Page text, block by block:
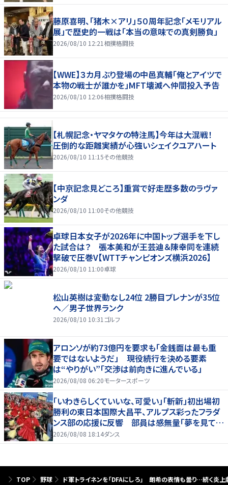
藤原喜明、「猪木×アリ」５０周年記念「メモリアル
展」で歴史的一戦は「本当の意味での真剣勝負」
2026/08/10 12:21 相撲格闘技
【WWE】３カ月ぶり登場の中邑真輔「俺とアイツで
本物の戦士が誰かを」MFT壊滅へ仲間投入予告
2026/08/10 12:06相撲格闘技
【札幌記念・ヤマタケの特注馬】今年は大混戦！
圧倒的な距離実績が心強いシェイクユアハート
2026/08/10 11:15その他競技
【中京記念見どころ】重賞で好走歴多数のラヴァ
ンダ
2026/08/10 11:00その他競技
卓球日本女子が2026年に中国トップ選手を下し
た試合は？ 張本美和が王芸迪＆陳幸同を連続
撃破で圧巻V【WTTチャンピオンズ横浜2026】
2026/08/10 11:00卓球
松山英樹は変動なし24位 2勝目ブレナンが35位
へ／男子世界ランク
2026/08/10 10:31ゴルフ
アロンソが約73億円を要求も「金銭面は最も重
要ではないようだ」 現役続行を決める要素
は“やりがい”「交渉は前向きに進んでいる」
2026/08/08 06:20モータースポーツ
「いわきらしくていいな、可愛い」「斬新」初出場初
勝利の東日本国際大昌平、アルプス彩ったフラダ
ンス部の応援に反響 部員は感無量「夢を見てい
るよう」
2026/08/08 18:14ダンス
TOP 野球 ド軍トライネンを「DFAにしろ」 朗希の表情も曇り…続く炎上